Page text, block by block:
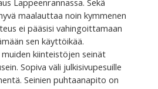
maalauttaa noin kymmenen
ei pääsisi vahingoittamaan
sen käyttöikää.
kiinteistöjen seinät
Sopiva väli julkisivupesuille
Seinien puhtaanapito on